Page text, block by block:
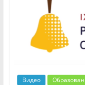
Видео